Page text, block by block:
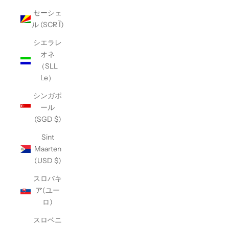
セーシェ
ル (SCR Ȉ)
シエラレ
オネ
（SLL
Le）
シンガポ
ール
(SGD $)
Sint
Maarten
(USD $)
スロバキ
ア(ユー
ロ)
スロベニ